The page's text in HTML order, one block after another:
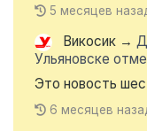
5 месяцев
Викосик →
Ульяновске
Это новость
6 месяцев